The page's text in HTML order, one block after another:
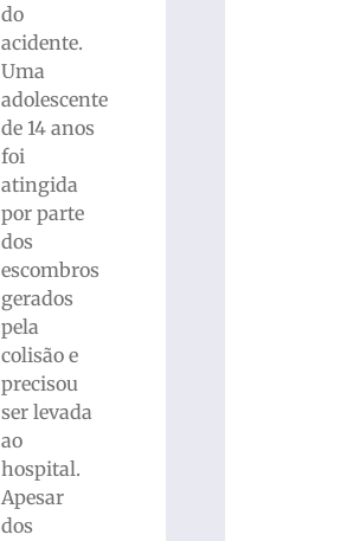
do
acidente.
Uma
adolescente
de 14 anos
foi
atingida
por parte
dos
escombros
gerados
pela
colisão e
precisou
ser levada
ao
hospital.
Apesar
dos